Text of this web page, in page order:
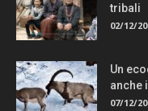
tribali
02/12/
Un
anche
07/12/